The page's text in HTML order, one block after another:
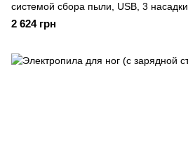
системой сбора пыли, USB, 3 насадки
2 624 грн